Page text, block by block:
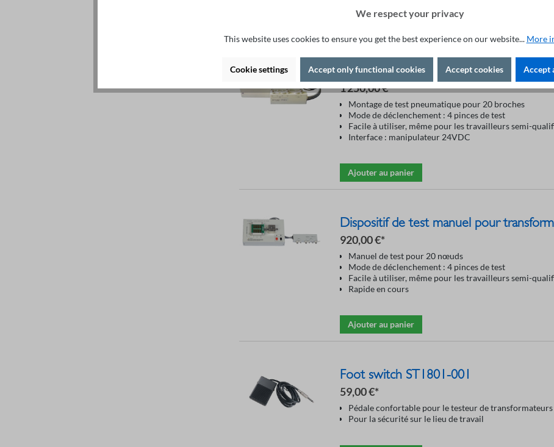
Make a request
Dispositif de test pneumatique pour
1 250,00 €*
Montage de test pneumatique pour 20 broches
Mode de déclenchement : 4 pinces de test
Facile à utiliser, même pour les travailleurs semi-
Interface : manipulateur 24VDC
Ajouter au panier
Dispositif de test manuel pour
920,00 €*
Manuel de test pour 20 nœuds
Mode de déclenchement : 4 pinces de test
Facile à utiliser, même pour les travailleurs semi-
Rapide en cours
Ajouter au panier
Foot switch ST1801-001
59,00 €*
Pédale confortable pour le testeur de transformateurs
Pour la sécurité sur le lieu de travail
We respect your privacy
This website uses cookies to ensure you get the best experience on our website... More
Cookie settings Accept only functional cookies Accept cookies Accept